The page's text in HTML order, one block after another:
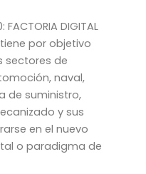
FACTORIA DIGITAL
tiene por objetivo
sectores de
naval,
de suministro,
y sus
en el nuevo
o paradigma de